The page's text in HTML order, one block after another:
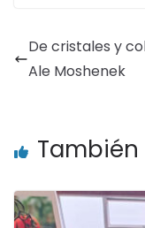
De cristales y
Ale Moshenek